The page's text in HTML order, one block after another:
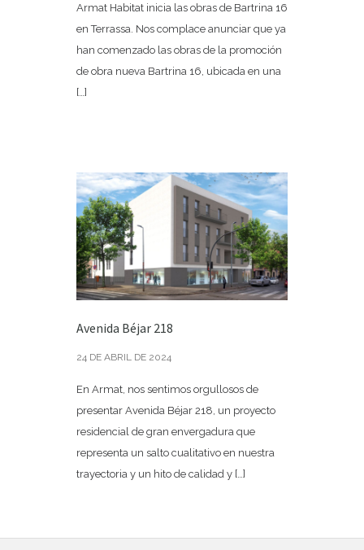
Armat Habitat inicia las obras de Bartrina 16
en Terrassa. Nos complace anunciar que ya
han comenzado las obras de la promoción
de obra nueva Bartrina 16, ubicada en una
[…]
Avenida Béjar 218
24 DE ABRIL DE 2024
En Armat, nos sentimos orgullosos de
presentar Avenida Béjar 218, un proyecto
residencial de gran envergadura que
representa un salto cualitativo en nuestra
trayectoria y un hito de calidad y […]